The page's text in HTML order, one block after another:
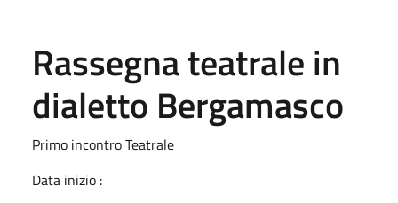
Rassegna teatrale in
dialetto Bergamasco
Primo incontro Teatrale
Data inizio :